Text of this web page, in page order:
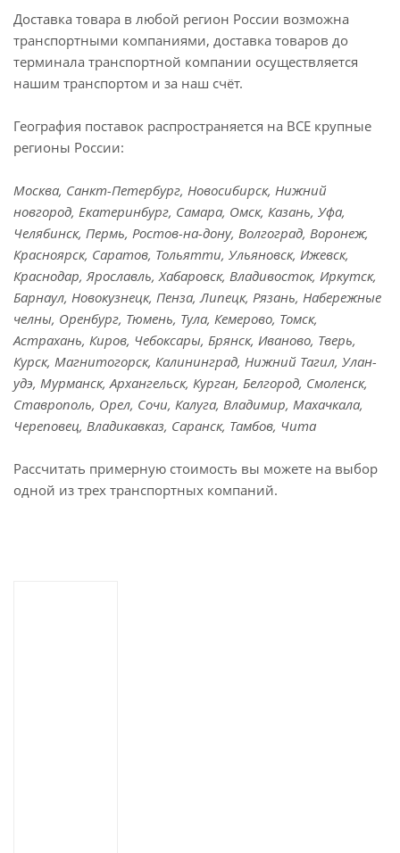
Доставка товара в любой регион России возможна
транспортными компаниями, доставка товаров до
терминала транспортной компании осуществляется
нашим транспортом и за наш счёт.
География поставок распространяется на ВСЕ крупные
регионы России:
Москва, Санкт-Петербург, Новосибирск, Нижний
новгород, Екатеринбург, Самара, Омск, Казань, Уфа,
Челябинск, Пермь, Ростов-на-дону, Волгоград, Воронеж,
Красноярск, Саратов, Тольятти, Ульяновск, Ижевск,
Краснодар, Ярославль, Хабаровск, Владивосток, Иркутск,
Барнаул, Новокузнецк, Пенза, Липецк, Рязань, Набережные
челны, Оренбург, Тюмень, Тула, Кемерово, Томск,
Астрахань, Киров, Чебоксары, Брянск, Иваново, Тверь,
Курск, Магнитогорск, Калининград, Нижний Тагил, Улан-
удэ, Мурманск, Архангельск, Курган, Белгород, Смоленск,
Ставрополь, Орел, Сочи, Калуга, Владимир, Махачкала,
Череповец, Владикавказ, Саранск, Тамбов, Чита
Рассчитать примерную стоимость вы можете на выбор
одной из трех транспортных компаний.